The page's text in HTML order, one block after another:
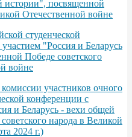
истории", посвященной
Отечественной войне
студенческой
"Россия и Беларусь
Победе советского
войне
участников очного
конференции с
и Беларусь - вехи общей
народа в Великой
2024 г.)